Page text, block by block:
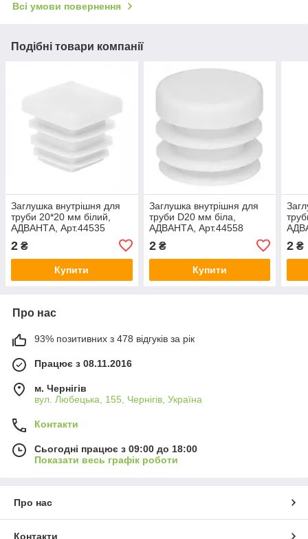
Всі умови повернення
Подібні товари компанії
Заглушка внутрішня для
труби 20*20 мм білий,
АДВАНТА, Арт.44535
2 ₴
Купити
Заглушка внутрішня для
труби D20 мм біла,
АДВАНТА, Арт.44558
2₴
Купити
2 ₴
Про нас
93% позитивних з 478 відгуків за рік
Працює з 08.11.2016
м. Чернігів
вул. Любецька, 155, Чернігів, Україна
Контакти
Сьогодні працює з 09:00 до 18:00
Показати весь графік роботи
Про нас
Контакти